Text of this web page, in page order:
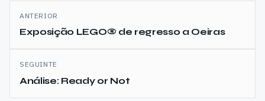
Navegação
de
artigos
ANTERIOR
Exposição LEGO® de regresso a Oeiras
SEGUINTE
Análise: Ready or Not